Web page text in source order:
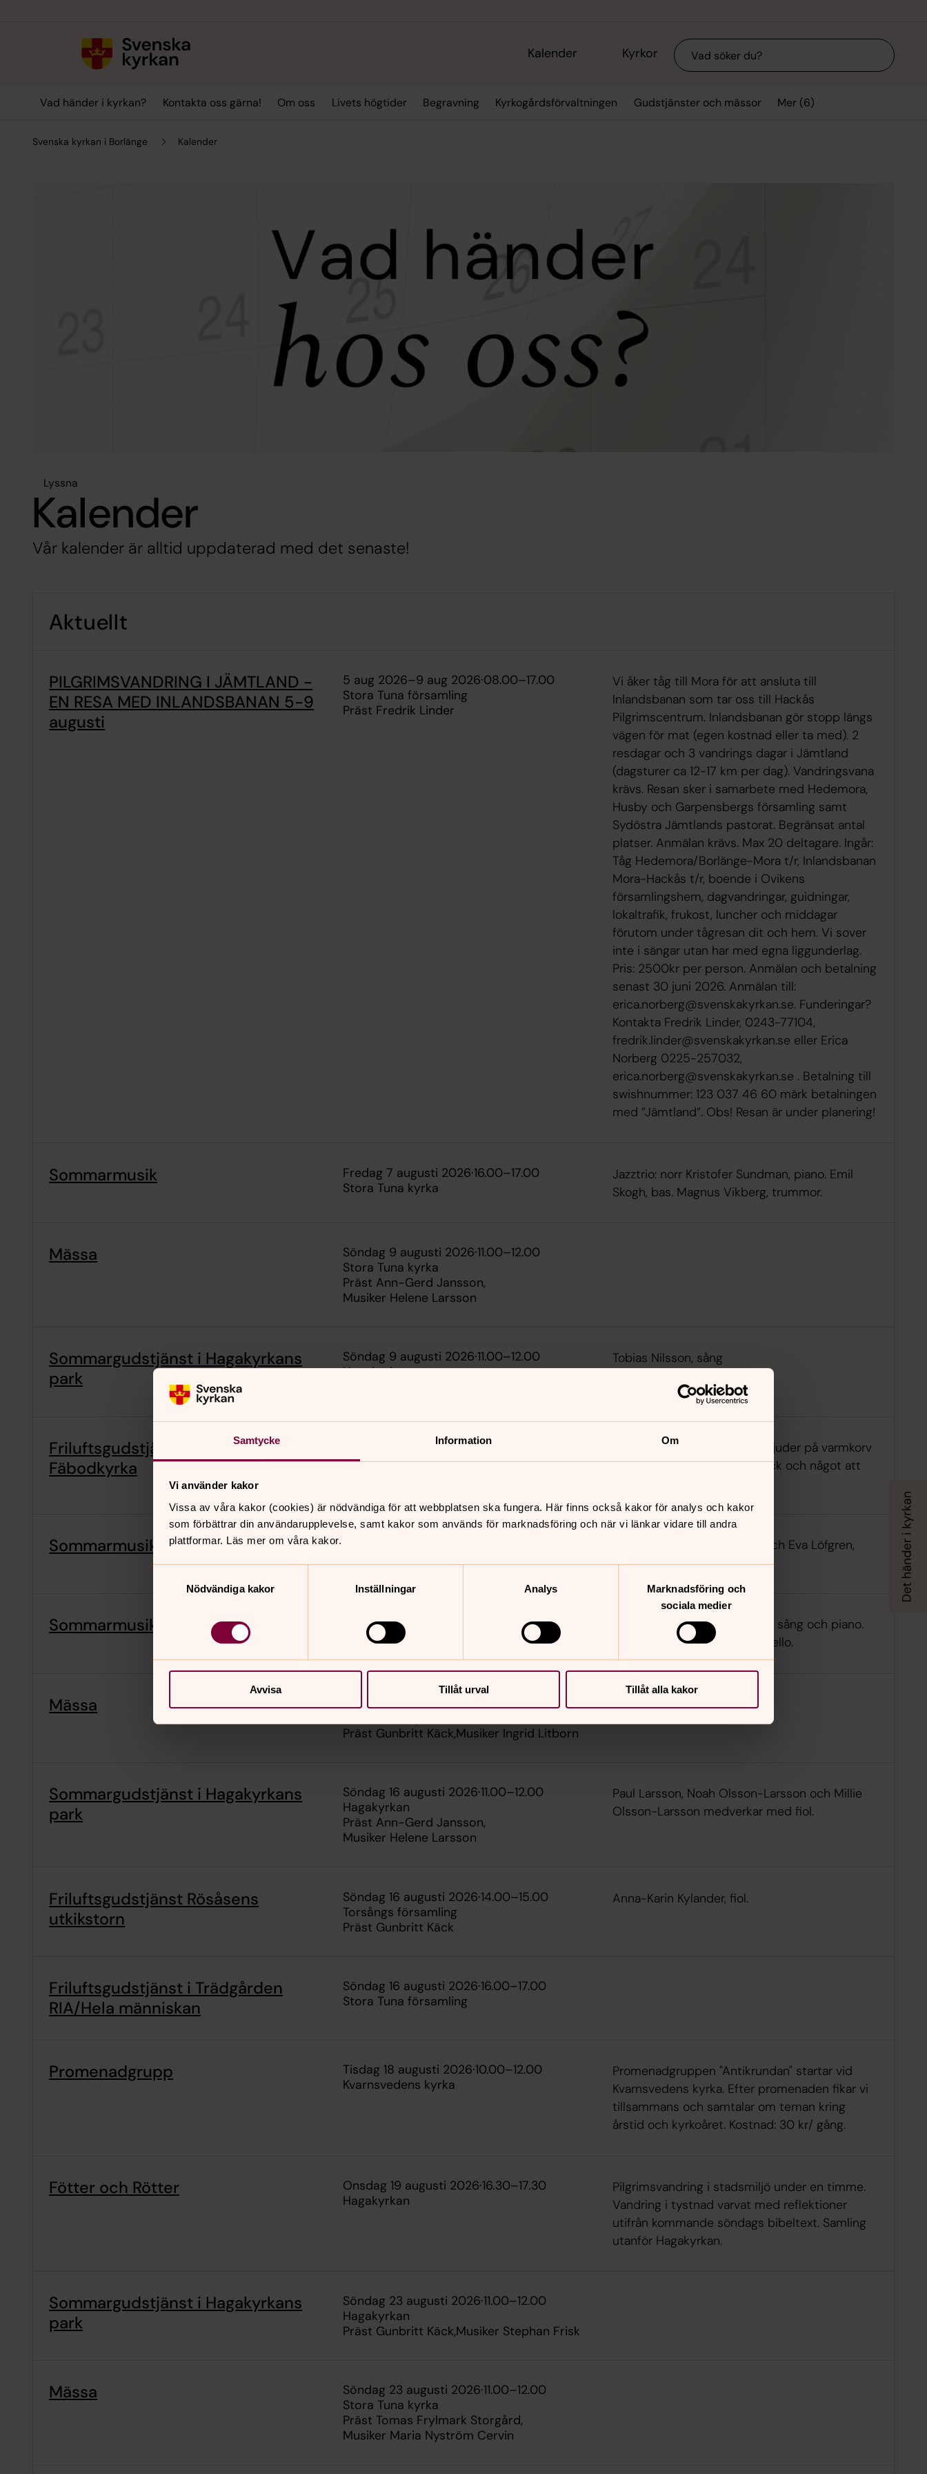
Samtycke Information Om
Vi använder kakor
Vissa av våra kakor (cookies) är nödvändiga för att webbplatsen ska fungera. Här finns också kakor för analys och kakor
som förbättrar din användarupplevelse, samt kakor som används för marknadsföring och när vi länkar vidare till andra
plattformar. Läs mer om våra kakor.
Nödvändiga kakor
Inställningar Analys
Marknadsföring och
sociala medier
Avvisa Tillåt urval Tillåt alla kakor
Kalender Kyrkor Sök
Vad händer i kyrkan? Kontakta oss gärna! Om oss Livets högtider Begravning Kyrkogårdsförvaltningen Gudstjänster och mässor Mer (6)
Svenska kyrkan i Borlänge Kalender
Lyssna
Kalender
Vår kalender är alltid uppdaterad med det senaste!
Aktuellt
PILGRIMSVANDRING I JÄMTLAND -
EN RESA MED INLANDSBANAN 5-9
augusti
5 aug 2026–9 aug 2026·08.00–17.00
Stora Tuna församling
Präst Fredrik Linder
Vi åker tåg till Mora för att ansluta till
Inlandsbanan som tar oss till Hackås
Pilgrimscentrum. Inlandsbanan gör stopp längs
vägen för mat (egen kostnad eller ta med). 2
resdagar och 3 vandrings dagar i Jämtland
(dagsturer ca 12-17 km per dag). Vandringsvana
krävs. Resan sker i samarbete med Hedemora,
Husby och Garpensbergs församling samt
Sydöstra Jämtlands pastorat. Begränsat antal
platser. Anmälan krävs. Max 20 deltagare. Ingår:
Tåg Hedemora/Borlänge-Mora t/r, Inlandsbanan
Mora-Hackås t/r, boende i Ovikens
församlingshem, dagvandringar, guidningar,
lokaltrafik, frukost, luncher och middagar
förutom under tågresan dit och hem. Vi sover
inte i sängar utan har med egna liggunderlag.
Pris: 2500kr per person. Anmälan och betalning
senast 30 juni 2026. Anmälan till:
erica.norberg@svenskakyrkan.se. Funderingar?
Kontakta Fredrik Linder, 0243-77104,
fredrik.linder@svenskakyrkan.se eller Erica
Norberg 0225-257032,
erica.norberg@svenskakyrkan.se . Betalning till
swishnummer: 123 037 46 60 märk betalningen
med ”Jämtland”. Obs! Resan är under planering!
Sommarmusik fredag 7 augusti 2026·16.00–17.00
Stora Tuna kyrka
Jazztrio: norr Kristofer Sundman, piano. Emil
Skogh, bas. Magnus Vikberg, trummor.
Mässa söndag 9 augusti 2026·11.00–12.00
Stora Tuna kyrka
Präst Ann-Gerd Jansson
Musiker Helene Larsson
Sommargudstjänst i Hagakyrkans
park
söndag 9 augusti 2026·11.00–12.00
Hagakyrkan
Tobias Nilsson, sång
Friluftsgudstjänst Finnsåsens
Fäbodkyrka
söndag 9 augusti 2026·14.00
Stora Tuna församling
Stora Tuna Spelmanslag. Vi bjuder på varmkorv
med bröd! Medtag egen dryck och något att
Sommarmusik
Helena Magnusson, sopran och Eva Löfgren,
piano.
Sommarmusik fredag 14 augusti 2026
17.00
Stora Tuna kyrka
Lise & Gertrud. Lise Hummel, sång och piano.
Gertrud Stenung, sång och cello.
Mässa söndag 16 augusti 2026·11.00–12.00
Präst Gunbritt KäckMusiker Ingrid Litborn
Sommargudstjänst i Hagakyrkans
park
söndag 16 augusti 2026·11.00–12.00
Hagakyrkan
Präst Ann-Gerd Jansson
Musiker Helene Larsson
Paul Larsson, Noah Olsson-Larsson och Millie
Olsson-Larsson medverkar med fiol.
Friluftsgudstjänst Rösåsens
utkikstorn
söndag 16 augusti 2026·14.00–15.00
Torsångs församling
Präst Gunbritt Käck
Anna-Karin Kylander, fiol.
Friluftsgudstjänst i Trädgården
RIA/Hela människan
söndag 16 augusti 2026·16.00–17.00
Stora Tuna församling
Promenadgrupp tisdag 18 augusti 2026·10.00–12.00
Kvarnsvedens kyrka
Promenadgruppen "Antikrundan" startar vid
Kvarnsvedens kyrka. Efter promenaden fikar vi
tillsammans och samtalar om teman kring
årstid och kyrkoåret. Kostnad: 30 kr/ gång.
Fötter och Rötter onsdag 19 augusti 2026·16.30–17.30
Hagakyrkan
Pilgrimsvandring i stadsmiljö under en timme.
Vandring i tystnad varvat med reflektioner
utifrån kommande söndags bibeltext. Samling
utanför Hagakyrkan.
Sommargudstjänst i Hagakyrkans
park
söndag 23 augusti 2026·11.00–12.00
Hagakyrkan
Präst Gunbritt KäckMusiker Stephan Frisk
Mässa söndag 23 augusti 2026·11.00–12.00
Stora Tuna kyrka
Präst Tomas Frylmark Storgård
Musiker Maria Nyström Cervin